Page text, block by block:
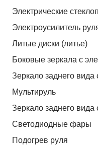
Электрические
Электроусилитель
Литые диски (литье)
Боковые зеркала с
Зеркало заднего
Мультируль
Зеркало заднего
Светодиодные фары
Подогрев руля